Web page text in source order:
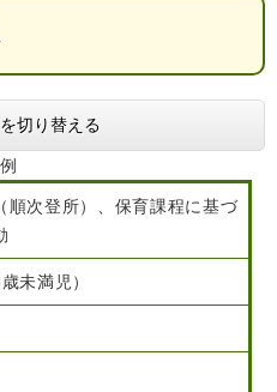
切り替える
例
順次登所）、保育課程に基づ
未満児）